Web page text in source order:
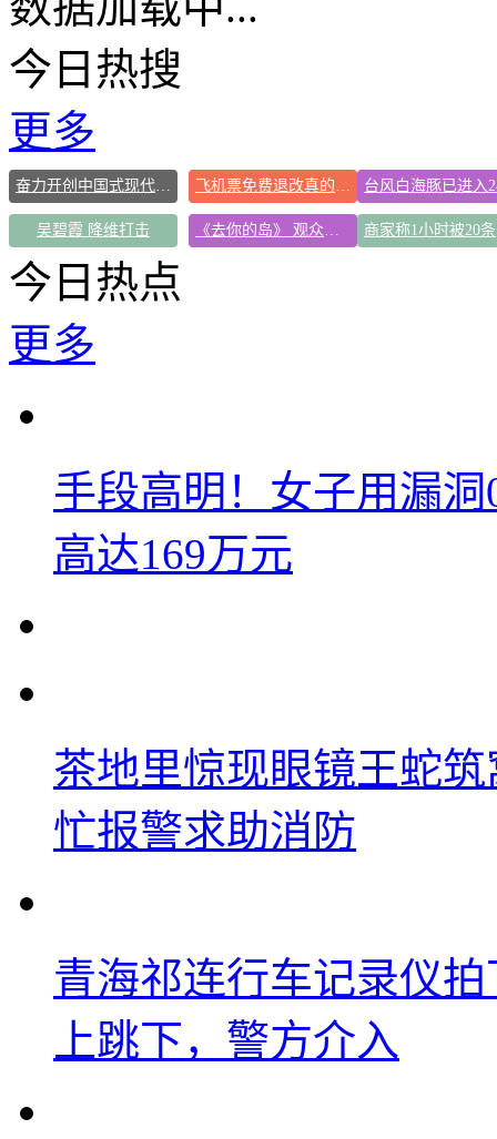
今日热搜
更多
奋力开创中国式现代化建设新局面 飞机票免费退改真的来了
吴碧霞 降维打击 《去你的岛》 观众哭崩
今日热点
更多
手段高明！女子用漏
高达169万元
茶地里惊现眼镜王蛇
忙报警求助消防
青海祁连行车记录仪
上跳下，警方介入